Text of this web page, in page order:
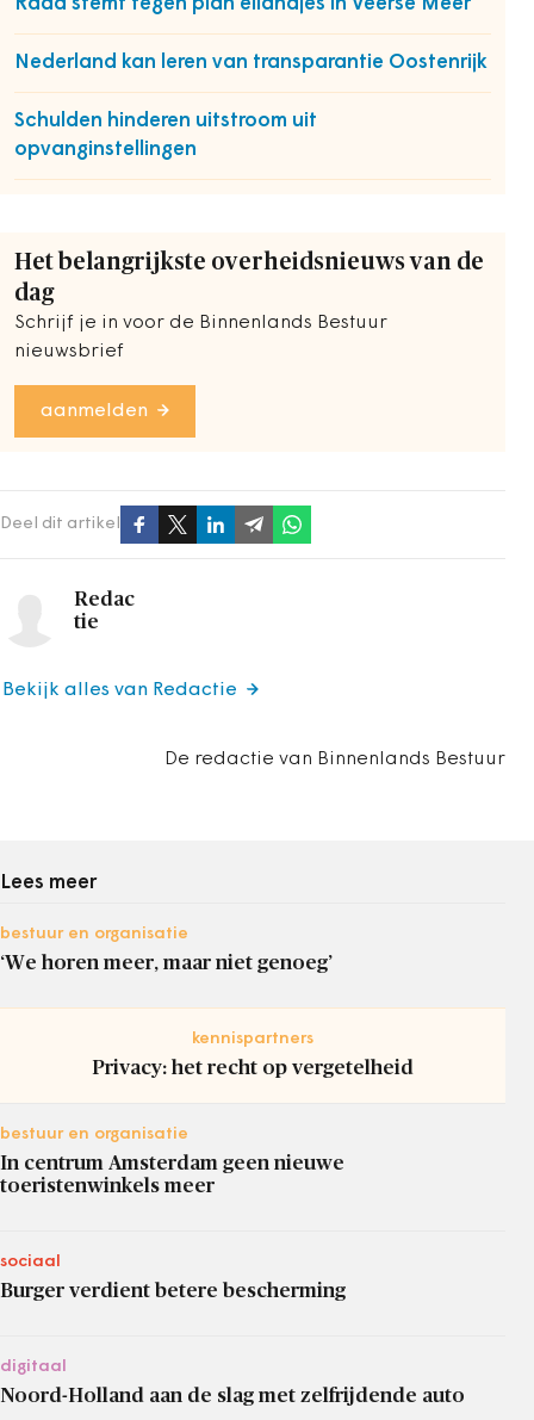
Raad stemt tegen plan eilandjes in Veerse Meer
Nederland kan leren van transparantie Oostenrijk
Schulden hinderen uitstroom uit
opvanginstellingen
Het belangrijkste overheidsnieuws van de
dag
Schrijf je in voor de Binnenlands Bestuur
nieuwsbrief
aanmelden
Deel dit artikel
Redac
tie
De redactie van Binnenlands Bestuur
Bekijk alles van Redactie
Lees meer
bestuur en organisatie
‘We horen meer, maar niet genoeg’
kennispartners
Privacy: het recht op vergetelheid
bestuur en organisatie
In centrum Amsterdam geen nieuwe
toeristenwinkels meer
sociaal
Burger verdient betere bescherming
digitaal
Noord-Holland aan de slag met zelfrijdende auto